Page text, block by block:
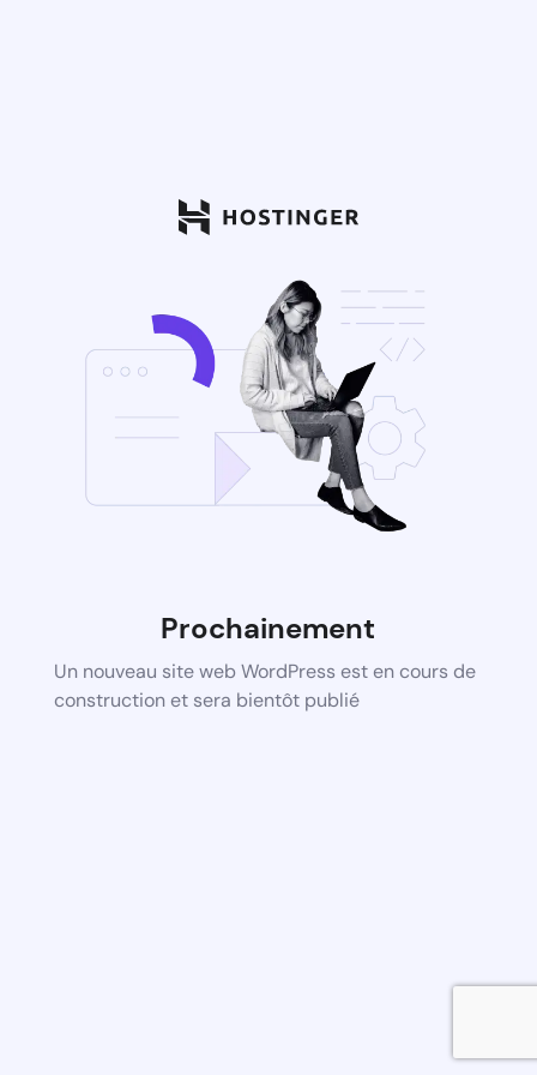
Prochainement
Un nouveau site web WordPress est en cours de
construction et sera bientôt publié